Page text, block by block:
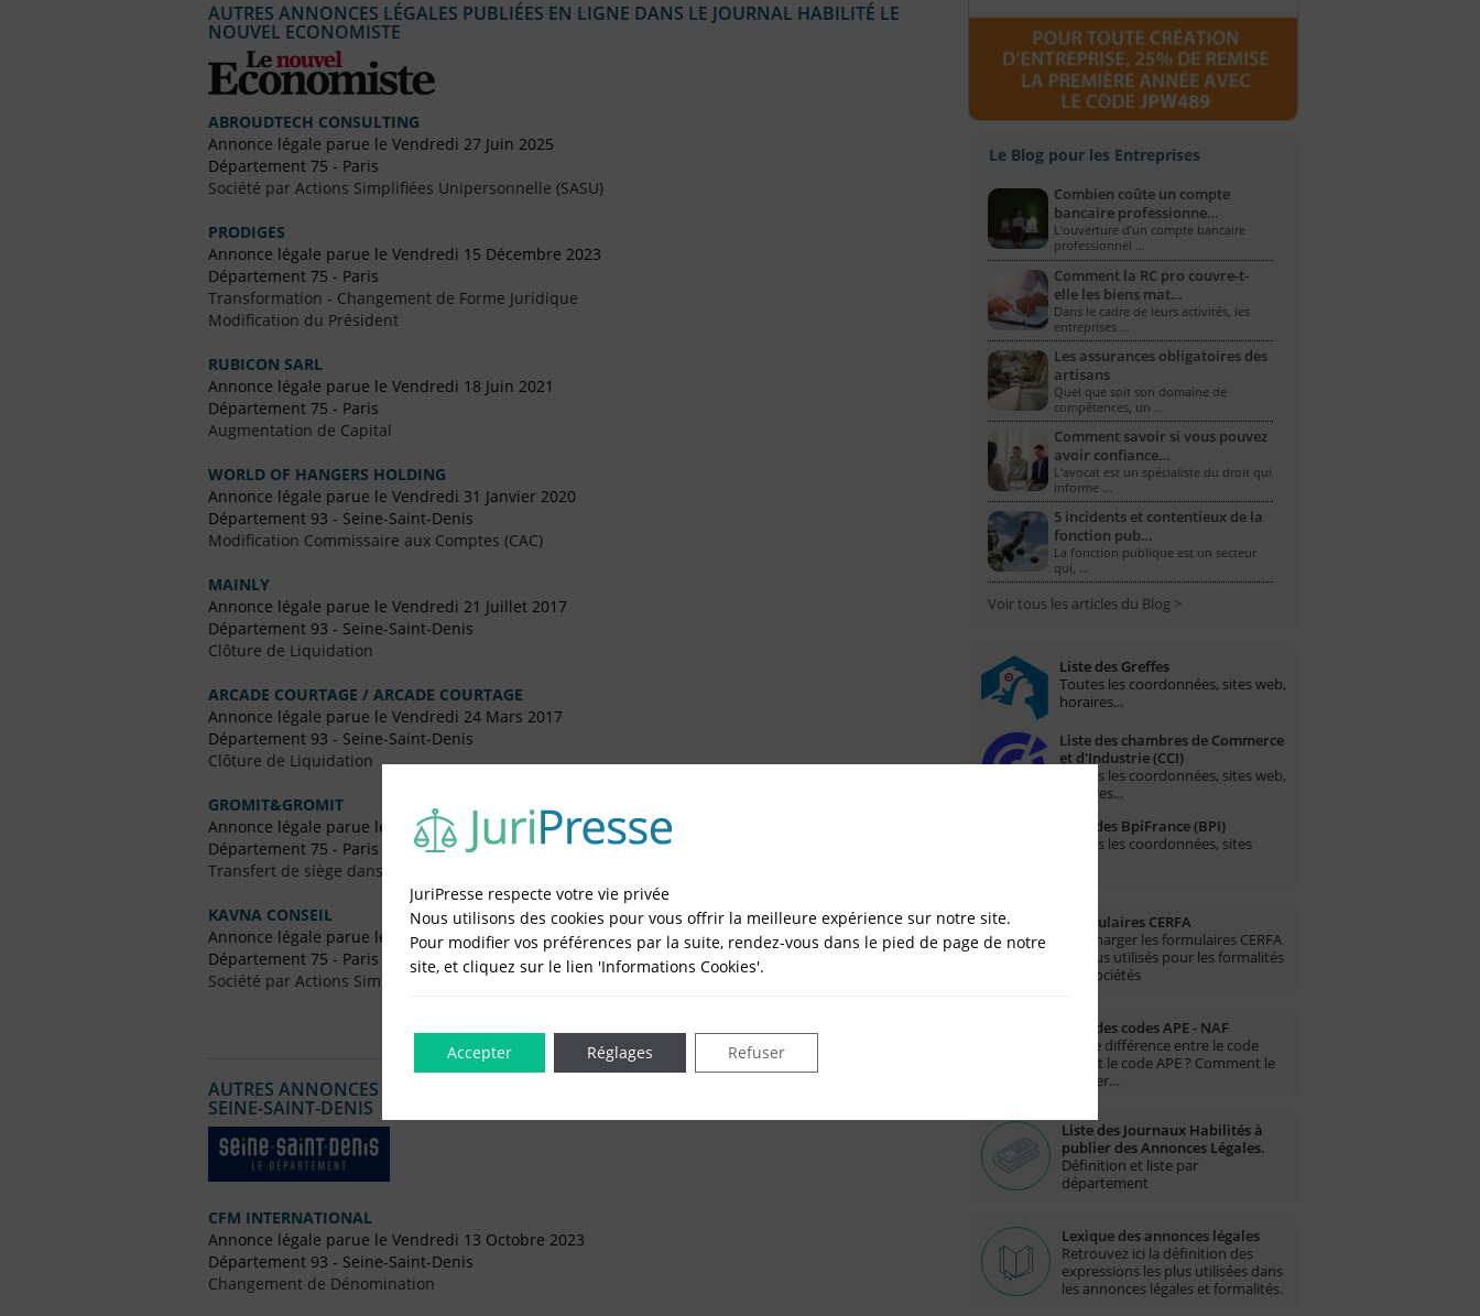
AUTRES ANNONCES LÉGALES PUBLIÉES EN LIGNE DANS LE JOURNAL HABILITÉ LE
NOUVEL ECONOMISTE
ABROUDTECH CONSULTING
Annonce légale parue le Vendredi 27 Juin 2025
Département 75 - Paris
Société par Actions Simplifiées Unipersonnelle (SASU)
PRODIGES
Annonce légale parue le Vendredi 15 Décembre 2023
Département 75 - Paris
Transformation - Changement de Forme Juridique
Modification du Président
RUBICON SARL
Annonce légale parue le Vendredi 18 Juin 2021
Département 75 - Paris
Augmentation de Capital
WORLD OF HANGERS HOLDING
Annonce légale parue le Vendredi 31 Janvier 2020
Département 93 - Seine-Saint-Denis
Modification Commissaire aux Comptes (CAC)
MAINLY
Annonce légale parue le Vendredi 21 Juillet 2017
Département 93 - Seine-Saint-Denis
Clôture de Liquidation
ARCADE COURTAGE / ARCADE COURTAGE
Annonce légale parue le Vendredi 24 Mars 2017
Département 93 - Seine-Saint-Denis
Clôture de Liquidation
GROMIT&GROMIT
Annonce légale parue le Vendredi 12 Juin 2015
Département 75 - Paris
Transfert de siège dans le Même Département
KAVNA CONSEIL
Annonce légale parue le Vendredi 10 Avril 2015
Département 75 - Paris
Société par Actions Simplifiées Unipersonnelle (SASU)
AUTRES ANNONCES LÉGALES PUBLIÉES EN LIGNE DANS LE DÉPARTEMENT DU 93 -
SEINE-SAINT-DENIS
CFM INTERNATIONAL
Annonce légale parue le Vendredi 13 Octobre 2023
Département 93 - Seine-Saint-Denis
Changement de Dénomination
Le Blog pour les Entreprises
Combien coûte un compte
bancaire professionne…
L’ouverture d’un compte bancaire
professionnel …
Comment la RC pro couvre-t-
elle les biens mat…
Dans le cadre de leurs activités, les
entreprises …
Les assurances obligatoires des
artisans
Quel que soit son domaine de
compétences, un …
Comment savoir si vous pouvez
avoir confiance…
L'avocat est un spécialiste du droit qui
informe …
5 incidents et contentieux de la
fonction pub…
La fonction publique est un secteur
qui, …
Voir tous les articles du Blog >
Liste des Greffes
Toutes les coordonnées, sites web,
horaires...
Liste des chambres de Commerce
et d'Industrie (CCI)
Toutes les coordonnées, sites web,
horaires...
Liste des BpiFrance (BPI)
Toutes les coordonnées, sites
Formulaires CERFA
Télécharger les formulaires CERFA
les plus utilisés pour les formalités
des sociétés
Liste des codes APE - NAF
Quelle différence entre le code
NAF et le code APE ? Comment le
trouver…
Liste des Journaux Habilités à
publier des Annonces Légales.
Définition et liste par
département
Lexique des annonces légales
Retrouvez ici la définition des
expressions les plus utilisées dans
les annonces légales et formalités.
JuriPresse respecte votre vie privée
Nous utilisons des cookies pour vous offrir la meilleure expérience sur notre site.
Pour modifier vos préférences par la suite, rendez-vous dans le pied de page de notre
site, et cliquez sur le lien 'Informations Cookies'.
Accepter Refuser
Réglages